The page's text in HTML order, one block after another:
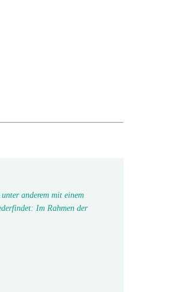
anderem mit einem
Im Rahmen der